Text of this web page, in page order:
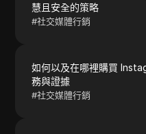
慧且安全的策略
#社交媒體行銷
如何以及在哪裡購買
務與證據
#社交媒體行銷